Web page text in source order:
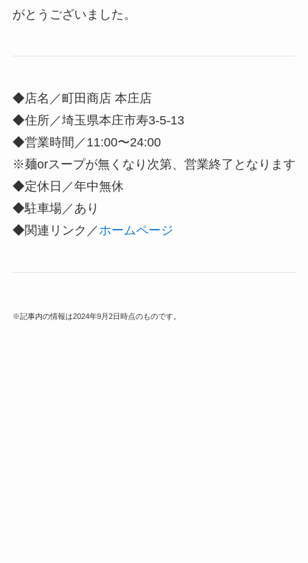
がとうございました。
◆店名／町田商店 本庄店
◆住所／埼玉県本庄市寿3-5-13
◆営業時間／11:00〜24:00
※麺orスープが無くなり次第、営業終了となります
◆定休日／年中無休
◆駐車場／あり
◆関連リンク／ホームページ
※記事内の情報は2024年9月2日時点のものです。